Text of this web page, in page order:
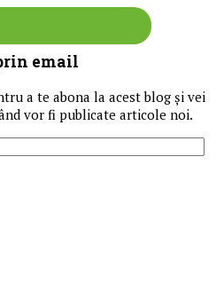
email
a te abona la acest blog și vei
vor fi publicate articole noi.